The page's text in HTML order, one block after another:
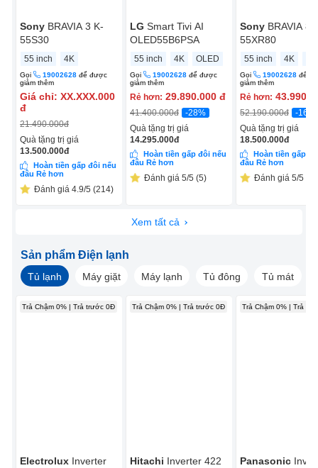
Sony BRAVIA 3 K-
55S30
55 inch 4K
Gọi 19002628 để được
giảm thêm
Giá chỉ: XX.XXX.000
đ
21.490.000đ
Quà tặng trị giá
13.500.000đ
Hoàn tiền gấp đôi nếu
đâu Rẻ hơn
Đánh giá 4.9/5 (214)
LG Smart Tivi AI
OLED55B6PSA
55 inch 4K OLED
Gọi 19002628 để được
giảm thêm
Rẻ hơn: 29.890.000 đ
41.400.000đ
-28%
Quà tặng trị giá
14.295.000đ
Hoàn tiền gấp đôi nếu
đâu Rẻ hơn
Đánh giá 5/5 (5)
Sony BRAVIA 8
55XR80
55 inch 4K
Gọi 19002628 để
giảm thêm
Rẻ hơn:
52.190.000đ
-16%
Quà tặng trị giá
18.500.000đ
Hoàn tiền gấp
đâu Rẻ hơn
Đánh giá 5/5 (5)
Xem tất cả
Sản phẩm Điện lạnh
Tủ lạnh Máy giặt Máy lạnh Tủ đông Tủ mát
Trả Chậm 0% | Trả trước 0Đ
Electrolux Inverter
Trả Chậm 0% | Trả trước 0Đ
Hitachi Inverter 422
Trả Chậm 0% | Trả
Panasonic